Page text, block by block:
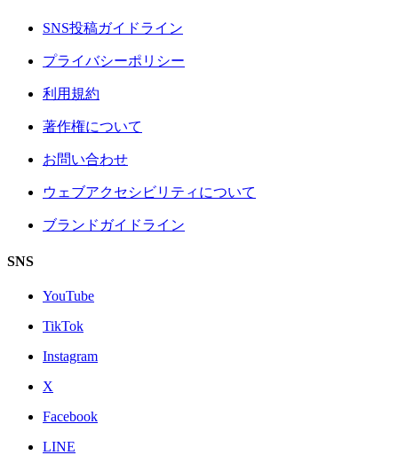
SNS投稿ガイドライン
プライバシーポリシー
利用規約
著作権について
お問い合わせ
ウェブアクセシビリティについて
ブランドガイドライン
SNS
YouTube
TikTok
Instagram
X
Facebook
LINE